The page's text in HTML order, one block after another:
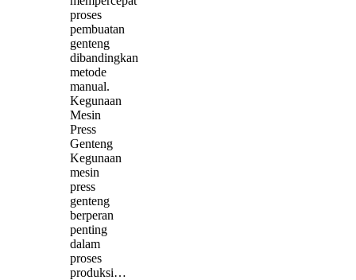
proses
pembuatan
genteng
dibandingkan
metode
manual.
Kegunaan
Mesin
Press
Genteng
Kegunaan
mesin
press
genteng
berperan
penting
dalam
proses
produksi…